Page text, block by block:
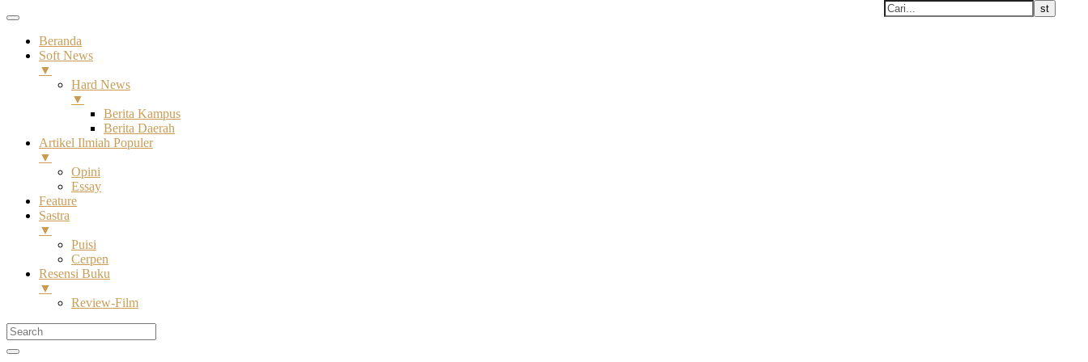
Beranda
Soft News
▼
Hard News
▼
Berita Kampus
Berita Daerah
Artikel Ilmiah Populer
▼
Opini
Essay
Feature
Sastra
▼
Puisi
Cerpen
Resensi Buku
▼
Review-Film